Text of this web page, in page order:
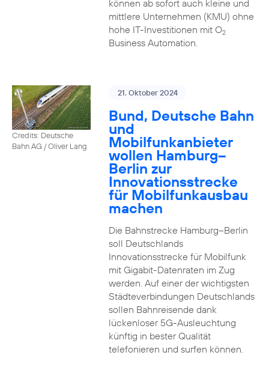
können ab sofort auch kleine und
mittlere Unternehmen (KMU) ohne
hohe IT-Investitionen mit O2
Business Automation.
Credits: Deutsche
Bahn AG / Oliver Lang
21. Oktober 2024
Bund, Deutsche Bahn
und
Mobilfunkanbieter
wollen Hamburg–
Berlin zur
Innovationsstrecke
für Mobilfunkausbau
machen
Die Bahnstrecke Hamburg–Berlin
soll Deutschlands
Innovationsstrecke für Mobilfunk
mit Gigabit-Datenraten im Zug
werden. Auf einer der wichtigsten
Städteverbindungen Deutschlands
sollen Bahnreisende dank
lückenloser 5G-Ausleuchtung
künftig in bester Qualität
telefonieren und surfen können.